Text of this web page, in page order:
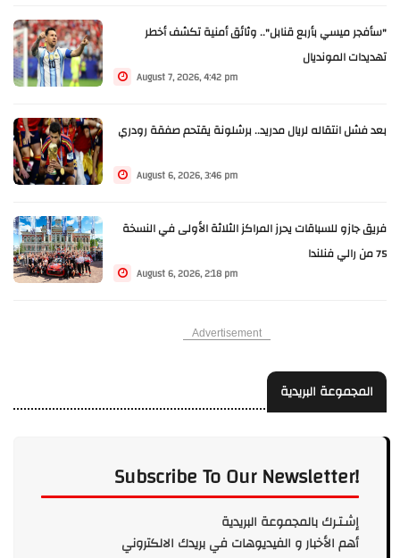
"سأفجر ميسي بأربع قنابل".. وثائق أمنية تكشف أخطر
تهديدات المونديال
August 7, 2026, 4:42 pm
بعد فشل انتقاله لريال مدريد.. برشلونة يقتحم صفقة رودري
August 6, 2026, 3:46 pm
فريق جازو للسباقات يحرز المراكز الثلاثة الأولى في النسخة
75 من رالي فنلندا
August 6, 2026, 2:18 pm
Advertisement
المجموعة البريدية
Subscribe To Our Newsletter!
إشـتـرك بالمجموعة البريدية
أهم الأخبار و الفيديوهات في بريدك الالكتروني